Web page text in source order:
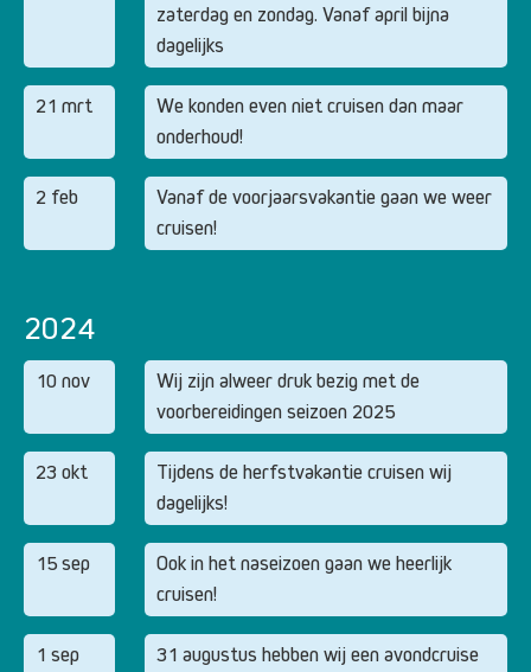
zaterdag en zondag. Vanaf april bijna
dagelijks
21 mrt
We konden even niet cruisen dan maar
onderhoud!
2 feb
Vanaf de voorjaarsvakantie gaan we weer
cruisen!
2024
10 nov
Wij zijn alweer druk bezig met de
voorbereidingen seizoen 2025
23 okt
Tijdens de herfstvakantie cruisen wij
dagelijks!
15 sep
Ook in het naseizoen gaan we heerlijk
cruisen!
1 sep 31 augustus hebben wij een avondcruise